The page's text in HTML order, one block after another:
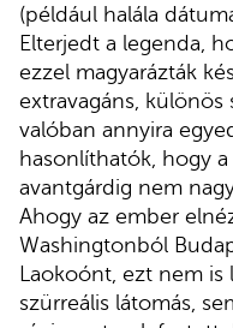
(például halála
Elterjedt a legenda,
ezzel magyarázták
extravagáns, különös
valóban annyira
hasonlíthatók, hogy
avantgárdig nem
Ahogy az ember
Washingtonból
Laokoónt, ezt nem is
szürreális látomás,